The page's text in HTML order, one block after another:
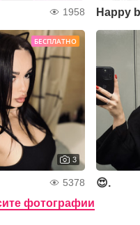
1958
БЕСПЛАТНО
3
5378 😍.
фотографии